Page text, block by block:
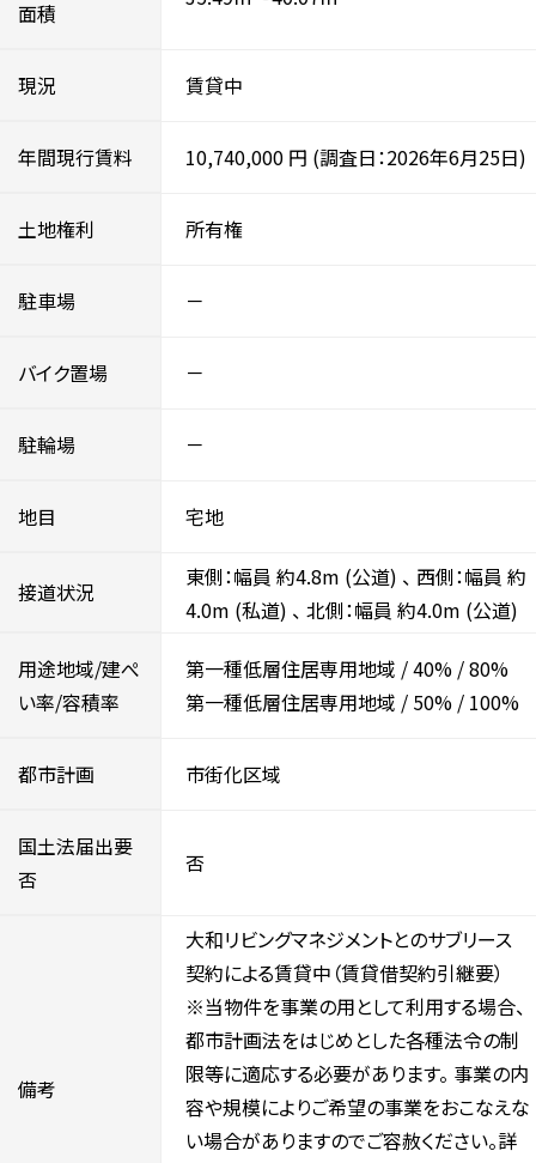
面積
現況 賃貸中
年間現行賃料 10,740,000 円 (調査日：2026年6月25日)
土地権利 所有権
駐車場 －
バイク置場 －
駐輪場 －
地目 宅地
接道状況
東側：幅員 約4.8m (公道) 、 西側：幅員 約
4.0m (私道) 、 北側：幅員 約4.0m (公道)
用途地域/建ぺ
い率/容積率
第一種低層住居専用地域 /40% /80%
第一種低層住居専用地域 / 50% / 100%
都市計画 市街化区域
国土法届出要
否
否
備考
大和リビングマネジメントとのサブリース
契約による賃貸中（賃貸借契約引継要）
※当物件を事業の用として利用する場合、
都市計画法をはじめとした各種法令の制
限等に適応する必要があります。 事業の内
容や規模によりご希望の事業をおこなえな
い場合がありますのでご容赦ください。詳